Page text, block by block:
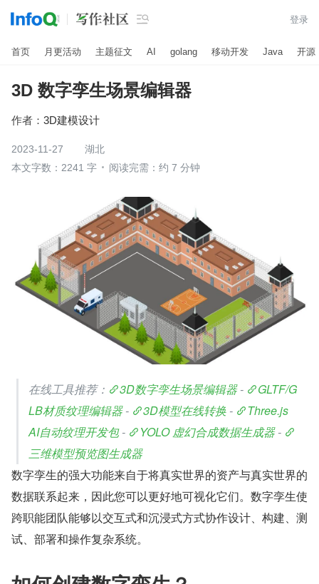
 登录
首页 月更活动 主题征文 AI golang 移动开发 Java 开源
3D 数字孪生场景编辑器
作者： 3D建模设计
2023-11-27
湖北
本文字数：2241 字
阅读完需：约 7 分钟
在线工具推荐： 3D数字孪生场景编辑器 -
GLTF/G
LB材质纹理编辑器 - 3D模型在线转换 -
Three.js
AI自动纹理开发包 - YOLO 虚幻合成数据生成器 -
三维模型预览图生成器
数字孪生的强大功能来自于将真实世界的资产与真实世界的
数据联系起来，因此您可以更好地可视化它们。数字孪生使
跨职能团队能够以交互式和沉浸式方式协作设计、构建、测
试、部署和操作复杂系统。